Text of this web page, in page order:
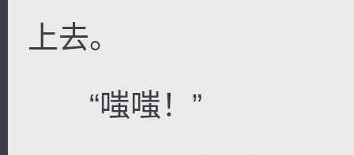
上去。
“嗤嗤！”